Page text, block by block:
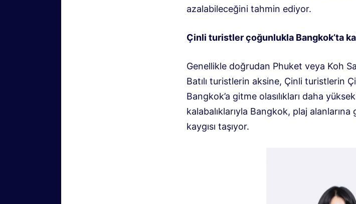
azalabileceğini tahmin ediyor.
Çinli turistler çoğunlukla Bangkok’ta
Genellikle doğrudan Phuket veya Koh
Batılı turistlerin aksine, Çinli turistlerin
Bangkok’a gitme olasılıkları daha
kalabalıklarıyla Bangkok, plaj
kaygısı taşıyor.